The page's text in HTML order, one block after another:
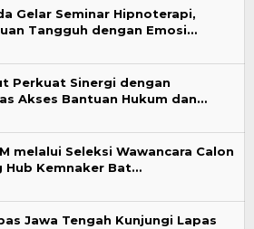
Gelar Seminar Hipnoterapi,
Tangguh dengan Emosi…
Perkuat Sinergi dengan
Akses Bantuan Hukum dan…
melalui Seleksi Wawancara Calon
Hub Kemnaker Bat…
Jawa Tengah Kunjungi Lapas